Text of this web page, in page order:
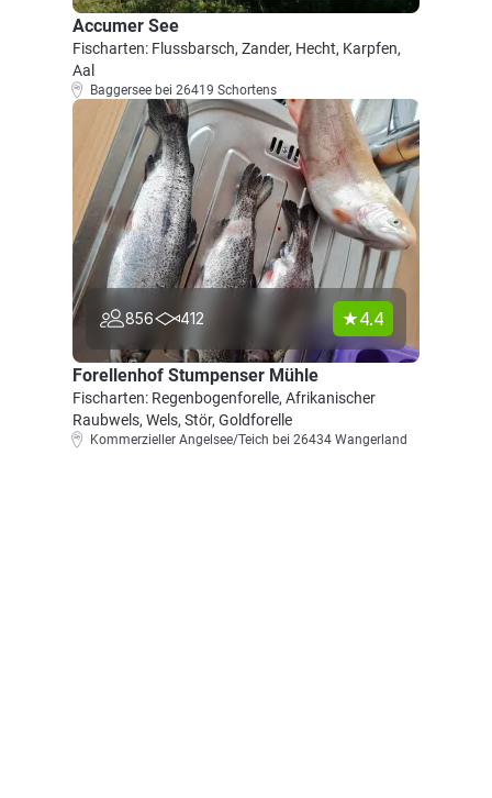
Accumer See
Fischarten: Flussbarsch, Zander, Hecht, Karpfen,
Aal
Baggersee bei 26419 Schortens
856 412 4.4
Forellenhof Stumpenser Mühle
Fischarten: Regenbogenforelle, Afrikanischer
Raubwels, Wels, Stör, Goldforelle
Kommerzieller Angelsee/Teich bei 26434 Wangerland